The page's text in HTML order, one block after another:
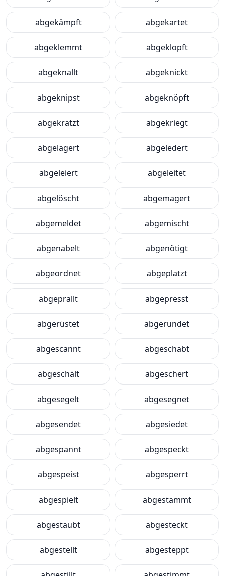
abgekämpft abgekartet
abgeklemmt abgeklopft
abgeknallt abgeknickt
abgeknipst abgeknöpft
abgekratzt abgekriegt
abgelagert abgeledert
abgeleiert abgeleitet
abgelöscht abgemagert
abgemeldet abgemischt
abgenabelt abgenötigt
abgeordnet abgeplatzt
abgeprallt abgepresst
abgerüstet abgerundet
abgescannt abgeschabt
abgeschält abgeschert
abgesegelt abgesegnet
abgesendet abgesiedet
abgespannt abgespeckt
abgespeist abgesperrt
abgespielt abgestammt
abgestaubt abgesteckt
abgestellt abgesteppt